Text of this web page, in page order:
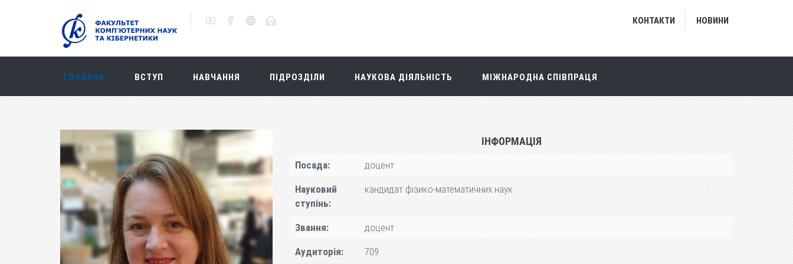
КОНТАКТИ НОВИНИ
ГОЛОВНА ВСТУП НАВЧАННЯ ПІДРОЗДІЛИ НАУКОВА ДІЯЛЬНІСТЬ МІЖНАРОДНА СПІВПРАЦЯ
ІНФОРМАЦІЯ
Посада: доцент
Науковий
ступінь:
кандидат фізико-математичних наук
Звання: доцент
Аудиторія: 709